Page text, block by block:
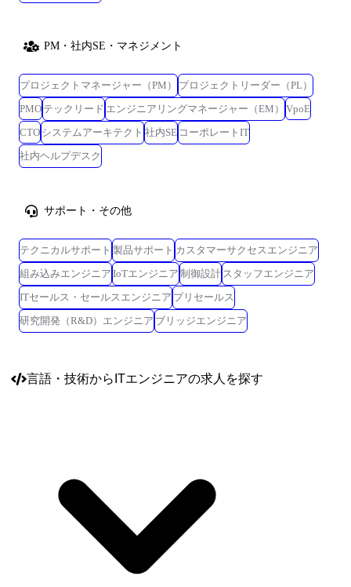
PM・社内SE・マネジメント
プロジェクトマネージャー（PM）
プロジェクトリーダー（PL）
PMO テックリード エンジニアリングマネージャー（EM）
VpoE
CTO システムアーキテクト 社内SE コーポレートIT
社内ヘルプデスク
サポート・その他
テクニカルサポート 製品サポート カスタマーサクセスエンジニア
組み込みエンジニア IoTエンジニア 制御設計 スタッフエンジニア
ITセールス・セールスエンジニア プリセールス
研究開発（R&D）エンジニア ブリッジエンジニア
言語・技術からITエンジニアの求人を探す